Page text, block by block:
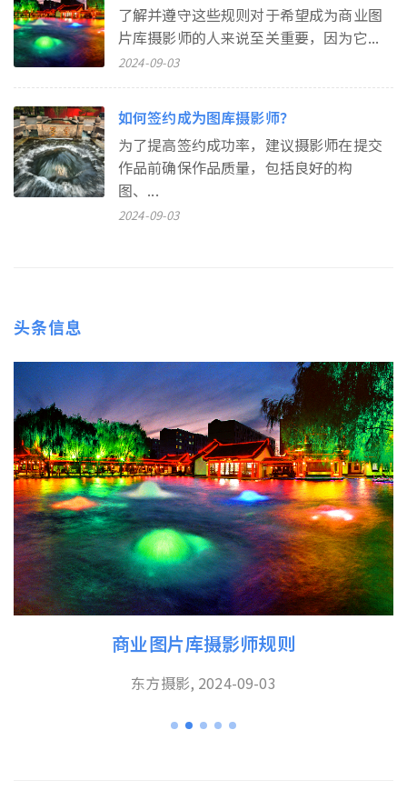
了解并遵守这些规则对于希望成为商业图
片库摄影师的人来说至关重要，因为它...
2024-09-03
如何签约成为图库摄影师？
为了提高签约成功率，建议摄影师在提交
作品前确保作品质量，包括良好的构
图、...
2024-09-03
头条信息
如何签约成为图库摄影师？
东方摄影, 2024-09-03